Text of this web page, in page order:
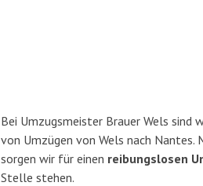
Bei Umzugsmeister Brauer Wels sind
von Umzügen von Wels nach Nantes.
sorgen wir für einen reibungslosen
Stelle stehen.